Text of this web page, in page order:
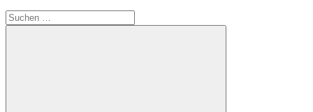
Suchen
nach: